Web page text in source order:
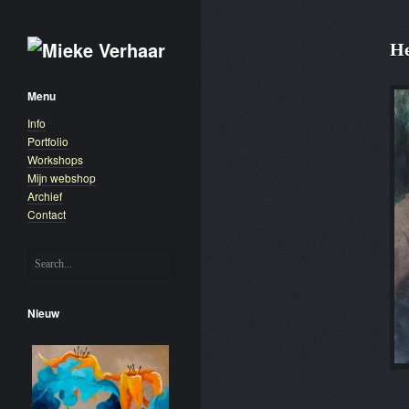
Menu
Info
Portfolio
Workshops
Mijn webshop
Archief
Contact
Nieuw